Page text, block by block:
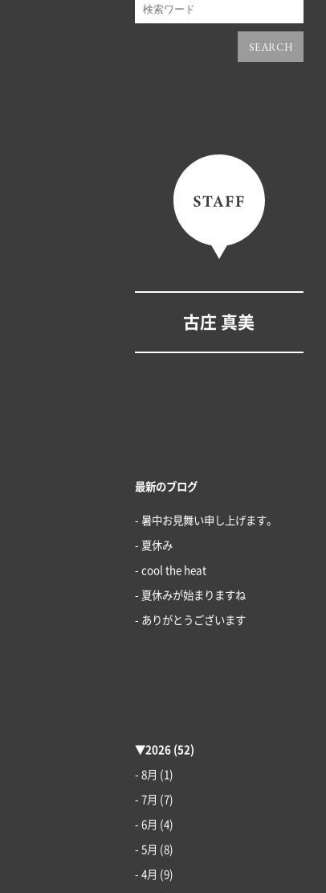
SEARCH
古庄 真美
最新のブログ
- 暑中お見舞い申し上げます。
- 夏休み
- cool the heat
- 夏休みが始まりますね
- ありがとうございます
▼2026 (52)
- 8月 (1)
- 7月 (7)
- 6月 (4)
- 5月 (8)
- 4月 (9)